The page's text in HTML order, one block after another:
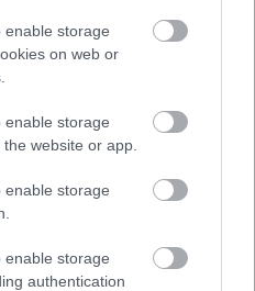
enable storage
on web or
enable storage
website or app.
enable storage
enable storage
authentication
a
GDPR-szabályzat
egy kattintás, és hírlevelünk a
tartalmakkal hétről hétre